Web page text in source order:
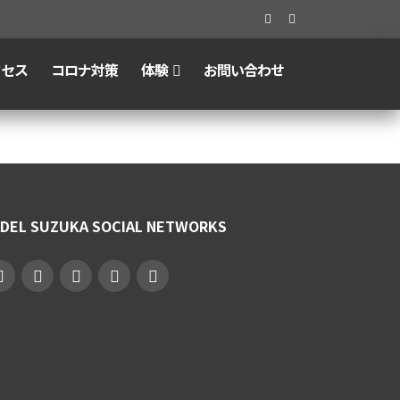
ス コロナ対策 体験 お問い合わせ
SUZUKA SOCIAL NETWORKS